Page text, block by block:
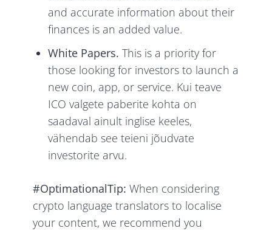
and accurate information about their
finances is an added value.
White Papers. This is a priority for
those looking for investors to launch a
new coin, app, or service. Kui teave
ICO valgete paberite kohta on
saadaval ainult inglise keeles,
vähendab see teieni jõudvate
investorite arvu.
#OptimationalTip:When considering
crypto language translators to localise
your content, we recommend you